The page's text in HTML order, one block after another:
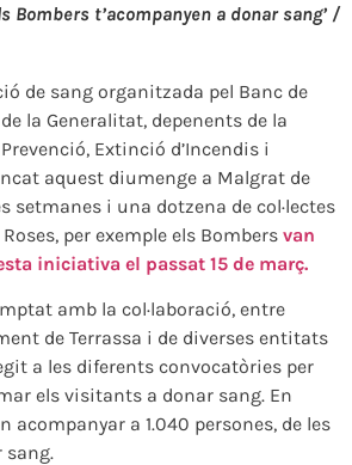
Bombers t’acompanyen a donar sang’ /
de sang organitzada pel Banc de
la Generalitat, depenents de la
Extinció d’Incendis i
aquest diumenge a Malgrat de
setmanes i una dotzena de col·lectes
per exemple els Bombers van
iniciativa el passat 15 de març.
amb la col·laboració, entre
de Terrassa i de diverses entitats
a les diferents convocatòries per
els visitants a donar sang. En
acompanyar a 1.040 persones, de les
sang.